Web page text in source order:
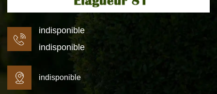
indisponible
indisponible
indisponible